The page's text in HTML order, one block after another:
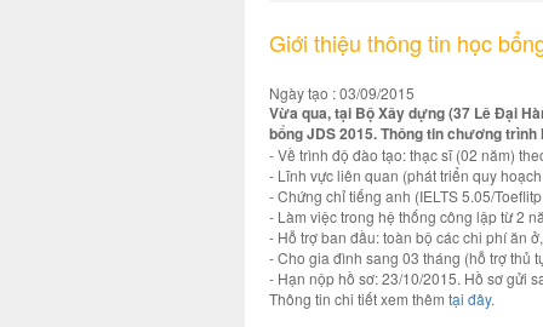
Giới thiệu thông tin học
Ngày tạo : 03/09/2015
Vừa qua, tại Bộ Xây dựng (37 Lê Đại
bổng JDS 2015. Thông tin chương
- Về trình độ đào tạo: thạc sĩ (02 năm)
- Lĩnh vực liên quan (phát triển quy
- Chứng chỉ tiếng anh (IELTS 5.05/
- Làm việc trong hệ thống công lập từ 2
- Hỗ trợ ban đầu: toàn bộ các chi phí ăn
- Cho gia đình sang 03 tháng (hỗ trợ thủ
- Hạn nộp hồ sơ: 23/10/2015. Hồ sơ gửi
Thông tin chi tiết xem thêm tại đây.